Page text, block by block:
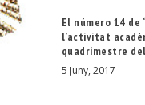
El número 14
l’activitat
quadrimestre
5 Juny, 2017